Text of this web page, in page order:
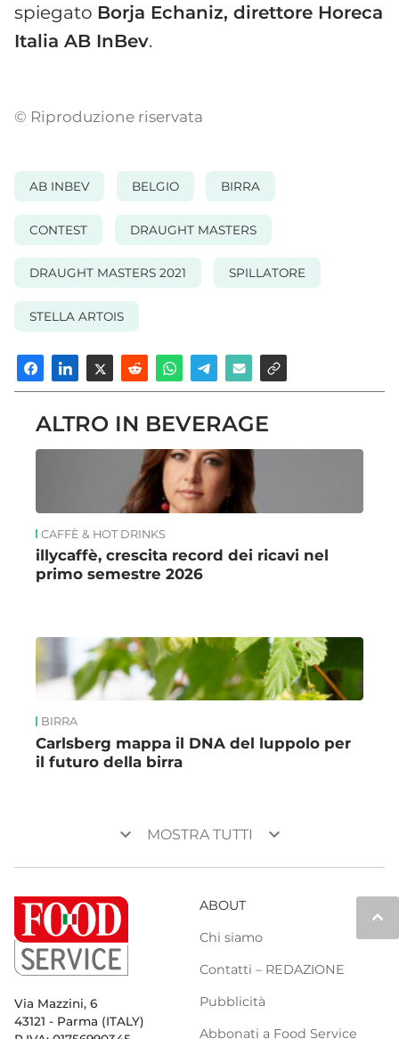
spiegato Borja Echaniz, direttore Horeca
Italia AB InBev.
© Riproduzione riservata
AB INBEV BELGIO BIRRA
CONTEST DRAUGHT MASTERS
DRAUGHT MASTERS 2021 SPILLATORE
STELLA ARTOIS
ALTRO IN BEVERAGE
CAFFÈ & HOT DRINKS
illycaffè, crescita record dei ricavi nel
primo semestre 2026
BIRRA
Carlsberg mappa il DNA del luppolo per
il futuro della birra
keyboard_arrow_down MOSTRA TUTTI keyboard_arrow_down
keyboard_arrow_up
Via Mazzini, 6
43121 - Parma (ITALY)
ABOUT
Chi siamo
Contatti – REDAZIONE
Pubblicità
Abbonati a Food Service